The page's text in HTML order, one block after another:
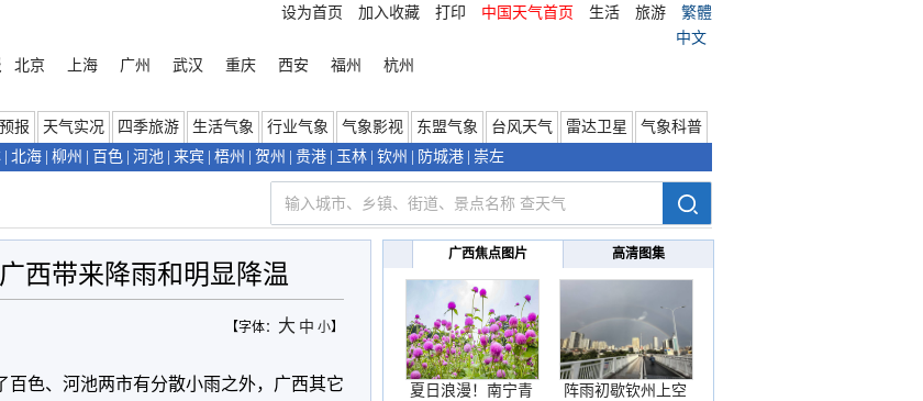
设为首页 加入收藏 打印 中国天气首页 生活 旅游
繁體
中文
北京 上海 广州 武汉 重庆 西安 福州 杭州
报 天气实况 四季旅游 生活气象 行业气象 气象影视 东盟气象 台风天气 雷达卫星
气象科普
北海 柳州 百色 河池 来宾 梧州 贺州 贵港 玉林 钦州 防城港 崇左
西带来降雨和明显降温
【字体： 大 中 小】
百色、河池两市有分散小雨之外，广西其它
广西焦点图片 高清图集
夏日浪漫！南宁青
阵雨初歇钦州上空